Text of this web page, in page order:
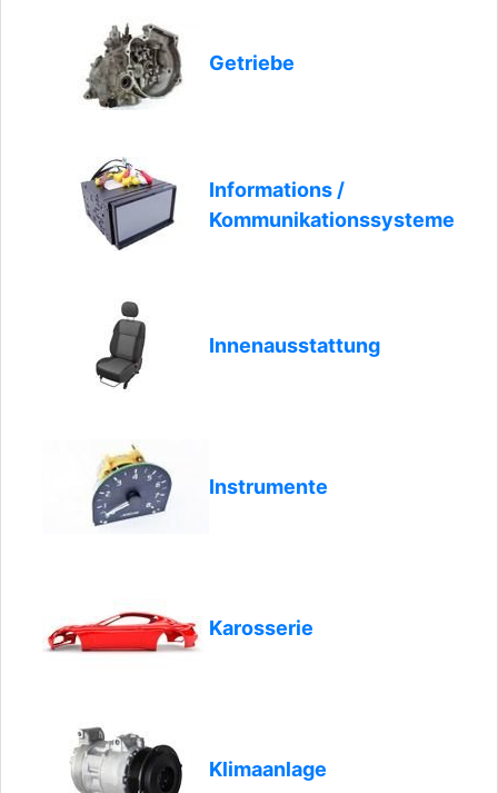
Getriebe
Informations /
Kommunikationssysteme
Innenausstattung
Instrumente
Karosserie
Klimaanlage